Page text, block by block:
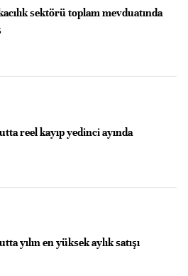
sektörü toplam mevduatında
reel kayıp yedinci ayında
yılın en yüksek aylık satışı